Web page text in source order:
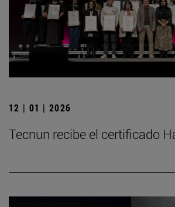
12 | 01 | 2026
Tecnun recibe el certificado